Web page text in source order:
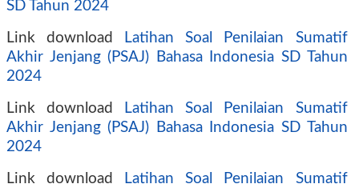
SD Tahun 2024
Link download
Latihan Soal Penilaian Sumatif
Akhir Jenjang (PSAJ) Bahasa Indonesia SD Tahun
2024
Link download
Latihan Soal Penilaian Sumatif
Akhir Jenjang (PSAJ) Bahasa Indonesia SD Tahun
2024
Link download
Latihan Soal Penilaian Sumatif